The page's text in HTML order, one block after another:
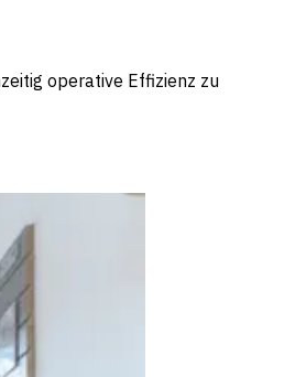
operative Effizienz zu